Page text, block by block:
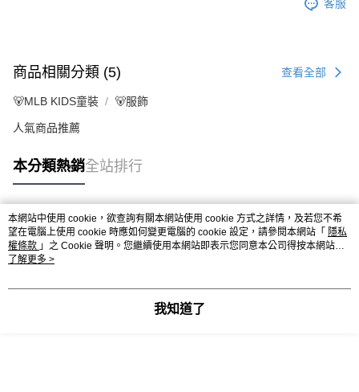
客服
商品相關分類 (5) 查看全部
🐻MLB KIDS童裝 🐻服飾
人氣商品推薦
本分類熱銷全站排行
熱門標籤
本網站中使用 cookie，欲查詢有關本網站使用 cookie 方式之詳情，及若您不希
望在電腦上使用 cookie 時應如何變更電腦的 cookie 設定，請參閱本網站「 隱私
權條款 」之 Cookie 聲明。您繼續使用本網站即表示您同意本公司得按本網站使
用條款之 Cookie 聲明使用 cookie。
了解更多 >
我知道了